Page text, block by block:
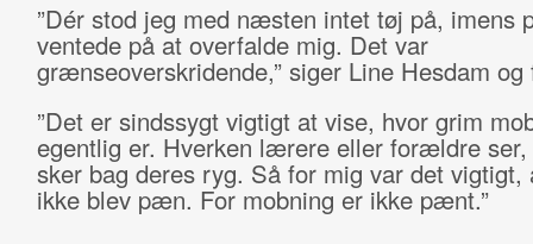
”Dér stod jeg med næsten intet tøj på, imens
ventede på at overfalde mig. Det var
grænseoverskridende,” siger Line Hesdam
”Det er sindssygt vigtigt at vise, hvor grim
egentlig er. Hverken lærere eller forældre ser,
sker bag deres ryg. Så for mig var det vigtigt,
ikke blev pæn. For mobning er ikke pænt.”